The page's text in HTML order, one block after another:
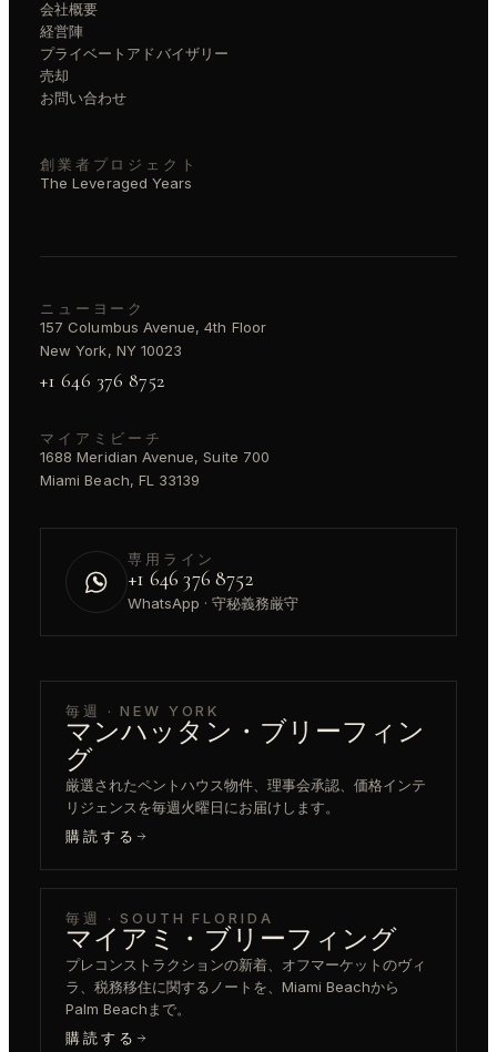
会社概要
経営陣
プライベートアドバイザリー
売却
お問い合わせ
創業者プロジェクト
The Leveraged Years
ニューヨーク
157 Columbus Avenue, 4th Floor
New York, NY 10023
+1 646 376 8752
マイアミビーチ
1688 Meridian Avenue, Suite 700
Miami Beach, FL 33139
専用ライン
+1 646 376 8752
WhatsApp · 守秘義務厳守
毎週 · NEW YORK
マンハッタン・ブリーフィン
グ
厳選されたペントハウス物件、理事会承認、価格インテ
リジェンスを毎週火曜日にお届けします。
購読する
毎週 · SOUTH FLORIDA
マイアミ・ブリーフィング
プレコンストラクションの新着、オフマーケットのヴィ
ラ、税務移住に関するノートを、Miami Beachから
Palm Beachまで。
購読する